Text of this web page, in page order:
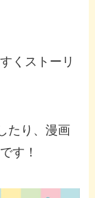
くストーリ
たり、漫画
す！